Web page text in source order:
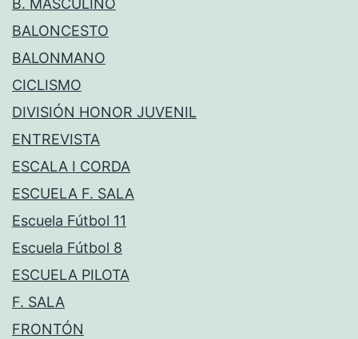
B. MASCULINO
BALONCESTO
BALONMANO
CICLISMO
DIVISIÓN HONOR JUVENIL
ENTREVISTA
ESCALA I CORDA
ESCUELA F. SALA
Escuela Fútbol 11
Escuela Fútbol 8
ESCUELA PILOTA
F. SALA
FRONTÓN